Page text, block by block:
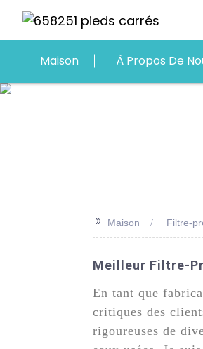
Maison À Propos De
>> Maison Filtre-
Meilleur Filtre-
En tant que
critiques des
rigoureuses de